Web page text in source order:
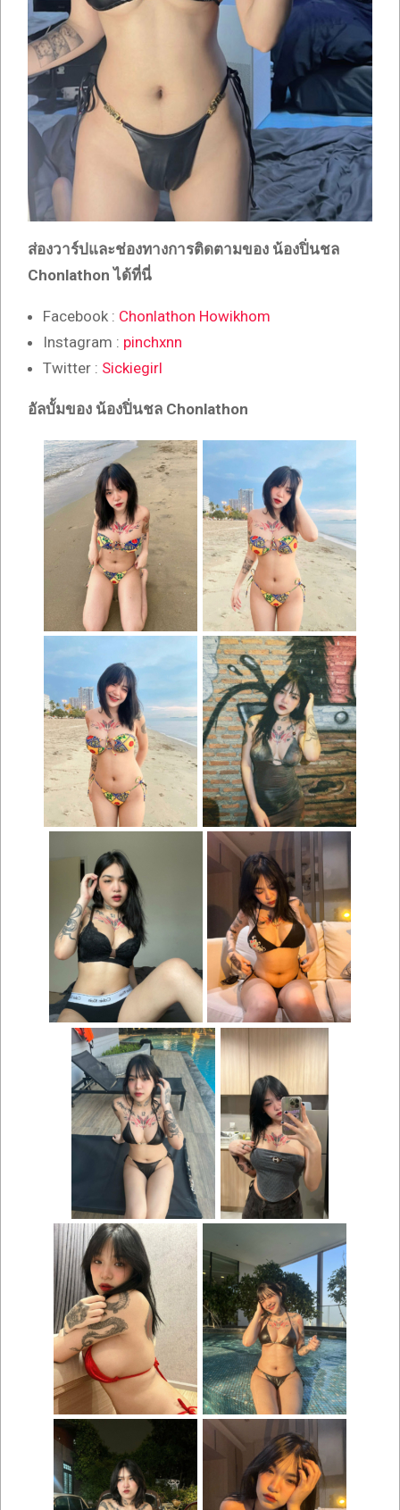
ส่องวาร์ปและช่องทางการติดตามของ น้องปิ่นชล
Chonlathonได้ที่นี่
Facebook : Chonlathon Howikhom
Instagram : pinchxnn
Twitter : Sickiegirl
อัลบั้มของ น้องปิ่นชล Chonlathon